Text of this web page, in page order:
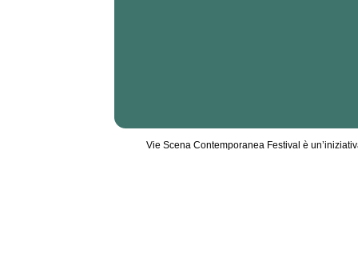
Vie Scena Contemporanea Festival è